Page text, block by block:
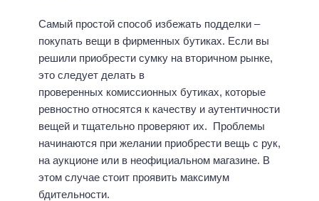
Самый простой способ избежать подделки –
покупать вещи в фирменных бутиках. Если вы
решили приобрести сумку на вторичном рынке,
это следует делать в
проверенных комиссионных бутиках, которые
ревностно относятся к качеству и аутентичности
вещей и тщательно проверяют их. Проблемы
начинаются при желании приобрести вещь с рук,
на аукционе или в неофициальном магазине. В
этом случае стоит проявить максимум
бдительности.